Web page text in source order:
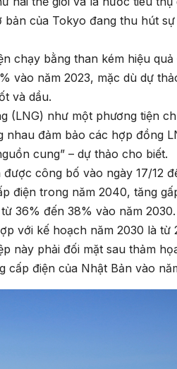
của Tokyo đang thu hút
chạy bằng than kém hiệu quả
vào năm 2023, mặc dù dự
và dầu.
(LNG) như một phương tiện
đảm bảo các hợp đồng
cung” – dự thảo cho biết.
công bố vào ngày 17/12
điện trong năm 2040, tăng
36% đến 38% vào năm 2030.
với kế hoạch năm 2030 là từ
này phải đối mặt sau thảm
cấp điện của Nhật Bản vào